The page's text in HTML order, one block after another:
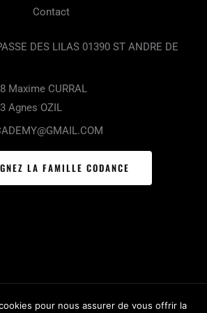
o
k
t
g
a
m
b
Contact
DES LILAS 01390 ST ANDRE DE
Maxime CURRAL
Agnes OZIL
LA FAMILLE CODANCE
pour nous assurer de vous offrir la